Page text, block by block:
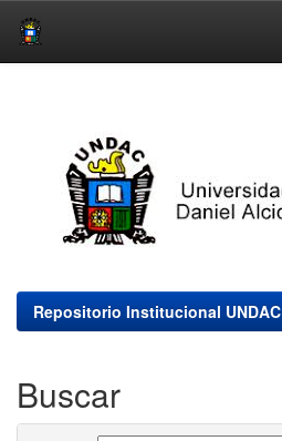
Repositorio Institucional UNDAC
Buscar